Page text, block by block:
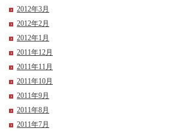
2012年3月
2012年2月
2012年1月
2011年12月
2011年11月
2011年10月
2011年9月
2011年8月
2011年7月